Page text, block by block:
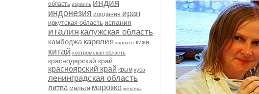
область израиль индия
индонезия иордания иран
иркутская область испания
италия калужская область
камбоджа карелия карпаты кижи
китай костромская область
краснодарский край
красноярский край крым куба
ленинградская область
литва мальта марокко мексика